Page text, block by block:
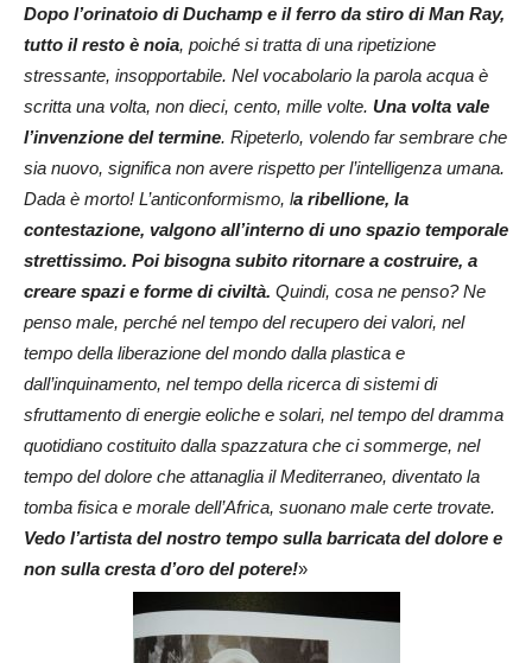
Dopo l’orinatoio di Duchamp e il ferro da stiro di Man Ray,
tutto il resto è noia, poiché si tratta di una ripetizione
stressante, insopportabile. Nel vocabolario la parola acqua è
scritta una volta, non dieci, cento, mille volte. Una volta vale
l’invenzione del termine. Ripeterlo, volendo far sembrare che
sia nuovo, significa non avere rispetto per l’intelligenza umana.
Dada è morto! L’anticonformismo, la ribellione, la
contestazione, valgono all’interno di uno spazio temporale
strettissimo. Poi bisogna subito ritornare a costruire, a
creare spazi e forme di civiltà. Quindi, cosa ne penso? Ne
penso male, perché nel tempo del recupero dei valori, nel
tempo della liberazione del mondo dalla plastica e
dall’inquinamento, nel tempo della ricerca di sistemi di
sfruttamento di energie eoliche e solari, nel tempo del dramma
quotidiano costituito dalla spazzatura che ci sommerge, nel
tempo del dolore che attanaglia il Mediterraneo, diventato la
tomba fisica e morale dell’Africa, suonano male certe trovate.
Vedo l’artista del nostro tempo sulla barricata del dolore e
non sulla cresta d’oro del potere!»